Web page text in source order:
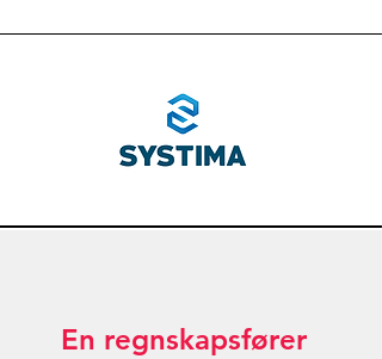
En regnskapsfører